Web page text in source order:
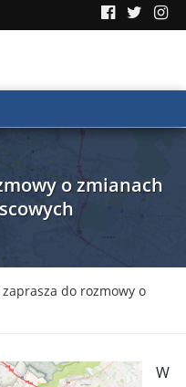
o zmianach
do rozmowy o
W